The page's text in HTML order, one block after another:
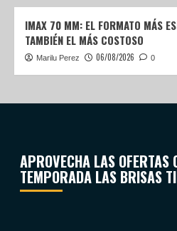
IMAX 70 MM: EL FORMATO MÁS
TAMBIÉN EL MÁS COSTOSO
Marilu Perez 06/08/2026 0
APROVECHA LAS OFERTAS
TEMPORADA LAS BRISAS